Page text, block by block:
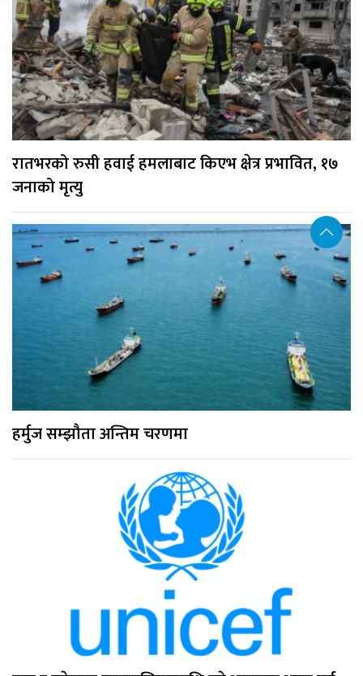
रातभरको रुसी हवाई हमलाबाट किएभ क्षेत्र प्रभावित, १७
जनाको मृत्यु
हर्मुज सम्झौता अन्तिम चरणमा